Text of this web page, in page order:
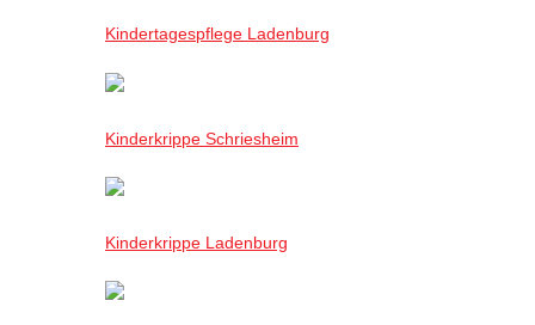
Kindertagespflege Ladenburg
Kinderkrippe Schriesheim
Kinderkrippe Ladenburg